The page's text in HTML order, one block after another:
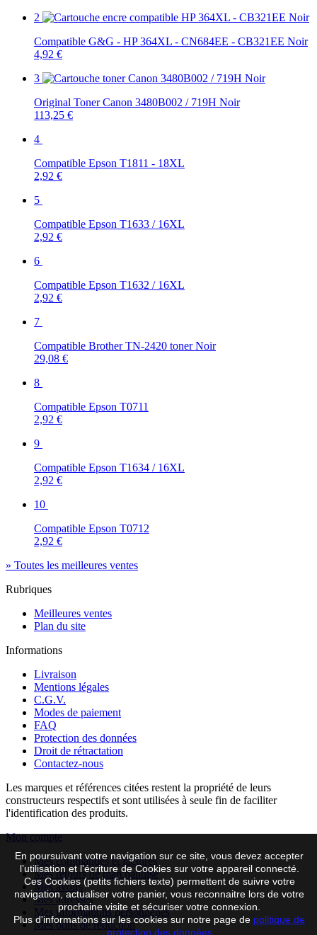
2
Compatible G&G - HP 364XL - CN684EE - CB321EE Noir
4,92 €
3
Original Toner Canon 3480B002 / 719H Noir
113,25 €
4
Compatible Epson T1811 - 18XL
2,92 €
5
Compatible Epson T1633 / 16XL
2,92 €
6
Compatible Epson T1632 / 16XL
2,92 €
7
Compatible Brother TN-2420 toner Noir
29,08 €
8
Compatible Epson T0711
2,92 €
9
Compatible Epson T1634 / 16XL
2,92 €
10
Compatible Epson T0712
2,92 €
» Toutes les meilleures ventes
Rubriques
Meilleures ventes
Plan du site
Informations
Livraison
Mentions légales
C.G.V.
Modes de paiement
FAQ
Protection des données
Droit de rétractation
Contactez-nous
Les marques et références citées restent la propriété de leurs
constructeurs respectifs et sont utilisées à seule fin de faciliter
l'identification des produits.
Mon compte
Mes commandes et factures
Mes retours de marchandise
Mes avoirs
Mes adresses
Mes informations personnelles
Mes bons de réduction
En poursuivant votre navigation sur ce site, vous devez accepter
l’utilisation et l'écriture de Cookies sur votre appareil connecté.
Ces Cookies (petits fichiers texte) permettent de suivre votre
navigation, actualiser votre panier, vous reconnaitre lors de votre
prochaine visite et sécuriser votre connexion.
Plus d'informations sur les cookies sur notre page de politique de
protection des données